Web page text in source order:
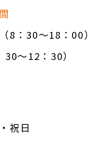
8：30～18：00）
～12：30）
祝日